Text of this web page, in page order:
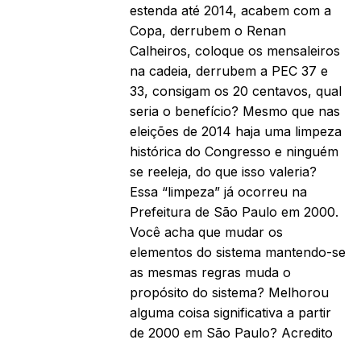
estenda até 2014, acabem com a
Copa, derrubem o Renan
Calheiros, coloque os mensaleiros
na cadeia, derrubem a PEC 37 e
33, consigam os 20 centavos, qual
seria o benefício? Mesmo que nas
eleições de 2014 haja uma limpeza
histórica do Congresso e ninguém
se reeleja, do que isso valeria?
Essa “limpeza” já ocorreu na
Prefeitura de São Paulo em 2000.
Você acha que mudar os
elementos do sistema mantendo-se
as mesmas regras muda o
propósito do sistema? Melhorou
alguma coisa significativa a partir
de 2000 em São Paulo? Acredito